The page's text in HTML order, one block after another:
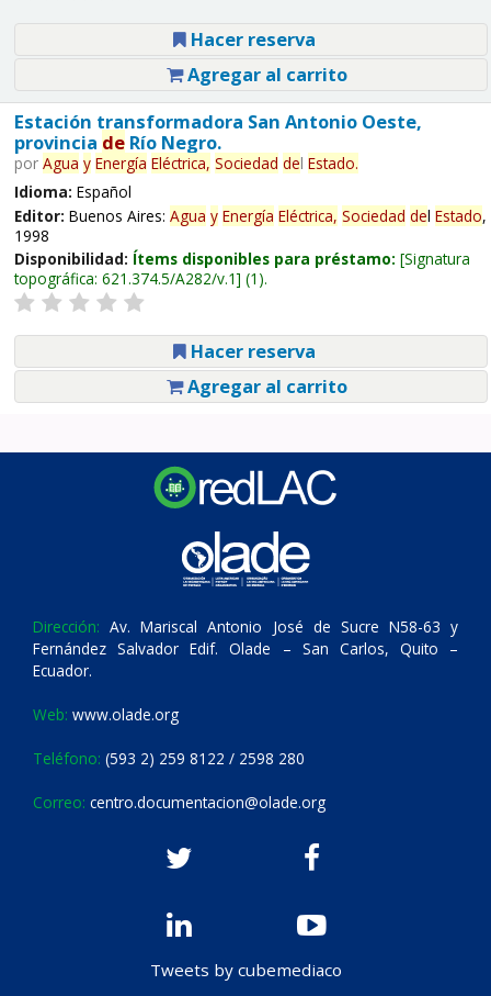
Hacer reserva
Agregar al carrito
Estación transformadora San Antonio Oeste,
provincia deRío Negro.
por Agua y Energía Eléctrica, Sociedad del Estado.
Idioma: Español
Editor: Buenos Aires: Agua y Energía Eléctrica, Sociedad del Estado,
1998
Disponibilidad: Ítems disponibles para préstamo: Signatura
topográfica: 621.374.5/A282/v.1 (1).
Hacer reserva
Agregar al carrito
Dirección: Av. Mariscal Antonio José de Sucre N58-63 y
Fernández Salvador Edif. Olade – San Carlos, Quito –
Ecuador.
Web: www.olade.org
Teléfono: (593 2) 259 8122 / 2598 280
Correo: centro.documentacion@olade.org
Tweets by cubemediaco